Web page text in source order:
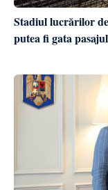
Stadiul lucrărilor
putea fi gata